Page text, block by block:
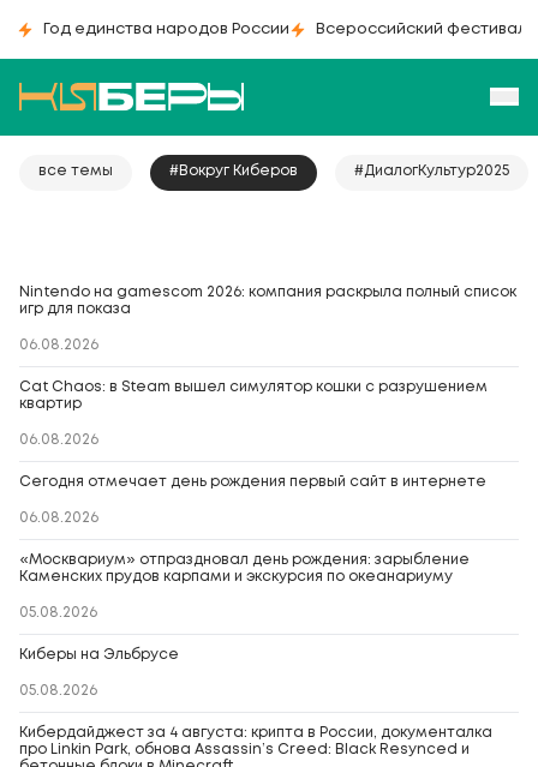
Год единства народов России Всероссийский фестиваль
все темы #Вокруг Киберов #ДиалогКультур2025
Nintendo на gamescom 2026: компания раскрыла полный список
игр для показа
06.08.2026
Cat Chaos: в Steam вышел симулятор кошки с разрушением
квартир
06.08.2026
Сегодня отмечает день рождения первый сайт в интернете
06.08.2026
«Москвариум» отпраздновал день рождения: зарыбление
Каменских прудов карпами и экскурсия по океанариуму
05.08.2026
Киберы на Эльбрусе
05.08.2026
Кибердайджест за 4 августа: крипта в России, документалка
про Linkin Park, обнова Assassin’s Creed: Black Resynced и